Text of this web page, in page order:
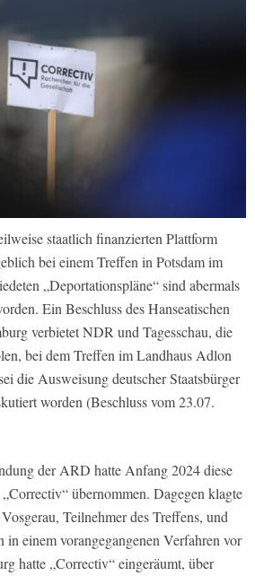
staatlich finanzierten Plattform
bei einem Treffen in Potsdam im
„Deportationspläne“ sind abermals
Ein Beschluss des Hanseatischen
verbietet NDR und Tagesschau, die
bei dem Treffen im Landhaus Adlon
die Ausweisung deutscher Staatsbürger
worden (Beschluss vom 23.07.
der ARD hatte Anfang 2024 diese
übernommen. Dagegen klagte
Teilnehmer des Treffens, und
in einem vorangegangenen Verfahren vor
hatte „Correctiv“ eingeräumt, über